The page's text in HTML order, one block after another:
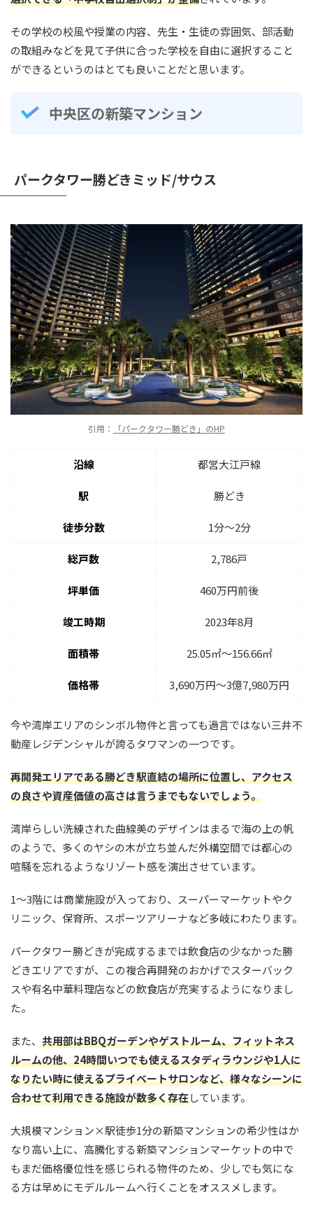
その学校の校風や授業の内容、先生・生徒の雰囲気、部活動
の取組みなどを見て子供に合った学校を自由に選択すること
ができるというのはとても良いことだと思います。
中央区の新築マンション
パークタワー勝どきミッド/サウス
引用： 「パークタワー勝どき」のHP
沿線 都営大江戸線
駅 勝どき
徒歩分数 1分〜2分
総戸数 2,786戸
坪単価 460万円前後
竣工時期 2023年8月
面積帯 25.05㎡〜156.66㎡
価格帯 3,690万円〜3億7,980万円
今や湾岸エリアのシンボル物件と言っても過言ではない三井不
動産レジデンシャルが誇るタワマンの一つです。
再開発エリアである勝どき駅直結の場所に位置し、アクセス
の良さや資産価値の高さは言うまでもないでしょう。
湾岸らしい洗練された曲線美のデザインはまるで海の上の帆
のようで、多くのヤシの木が立ち並んだ外構空間では都心の
喧騒を忘れるようなリゾート感を演出させています。
1〜3階には商業施設が入っており、スーパーマーケットやク
リニック、保育所、スポーツアリーナなど多岐にわたります。
パークタワー勝どきが完成するまでは飲食店の少なかった勝
どきエリアですが、この複合再開発のおかげでスターバック
スや有名中華料理店などの飲食店が充実するようになりまし
た。
また、 共用部はBBQガーデンやゲストルーム、フィットネス
ルームの他、24時間いつでも使えるスタディラウンジや1人に
なりたい時に使えるプライベートサロンなど、様々なシーンに
合わせて利用できる施設が数多く存在しています。
大規模マンション×駅徒歩1分の新築マンションの希少性はか
なり高い上に、高騰化する新築マンションマーケットの中で
もまだ価格優位性を感じられる物件のため、少しでも気にな
る方は早めにモデルルームへ行くことをオススメします。